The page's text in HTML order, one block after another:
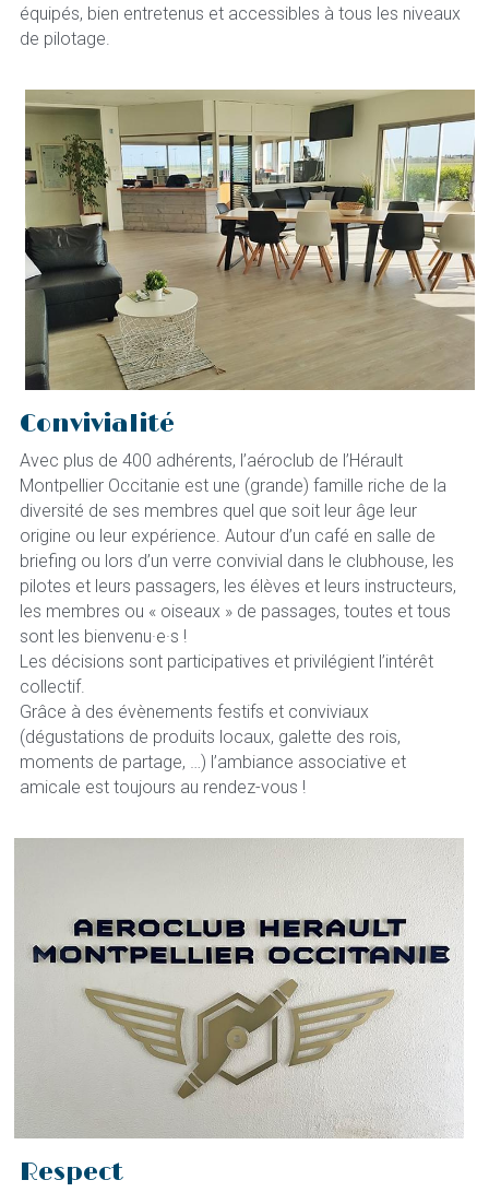
équipés, bien entretenus et accessibles à tous les niveaux
de pilotage.
Convivialité
Avec plus de 400 adhérents, l’aéroclub de l’Hérault
Montpellier Occitanie est une (grande) famille riche de la
diversité de ses membres quel que soit leur âge leur
origine ou leur expérience. Autour d’un café en salle de
briefing ou lors d’un verre convivial dans le clubhouse, les
pilotes et leurs passagers, les élèves et leurs instructeurs,
les membres ou « oiseaux » de passages, toutes et tous
sont les bienvenu·e·s !
Les décisions sont participatives et privilégient l’intérêt
collectif.
Grâce à des évènements festifs et conviviaux
(dégustations de produits locaux, galette des rois,
moments de partage, …) l’ambiance associative et
amicale est toujours au rendez-vous !
Respect